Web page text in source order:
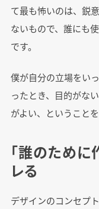
て最も怖いのは、鋭
ないもので、誰にも
です。
僕が自分の立場をい
ったとき、目的がな
がよい、ということ
「誰のために
レる
デザインのコンセプ